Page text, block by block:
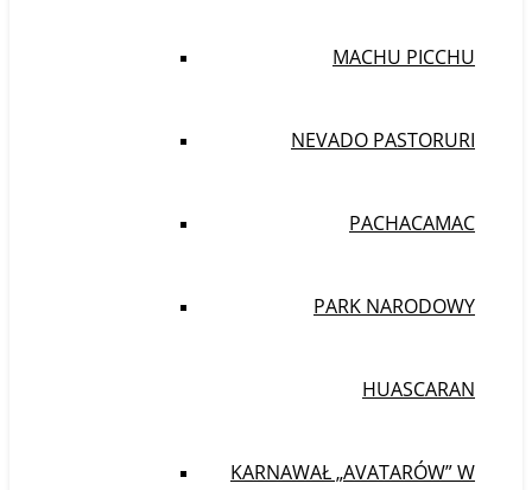
MACHU PICCHU
NEVADO PASTORURI
PACHACAMAC
PARK NARODOWY
HUASCARAN
KARNAWAŁ „AVATARÓW” W